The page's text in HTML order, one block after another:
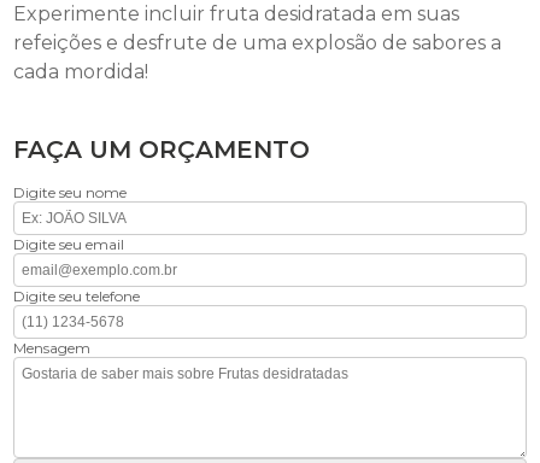
Experimente incluir fruta desidratada em suas
refeições e desfrute de uma explosão de sabores a
cada mordida!
FAÇA UM ORÇAMENTO
Digite seu nome
Digite seu email
Digite seu telefone
Mensagem